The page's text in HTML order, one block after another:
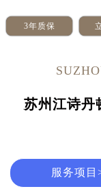
3年质保
苏州江诗丹
服务项目